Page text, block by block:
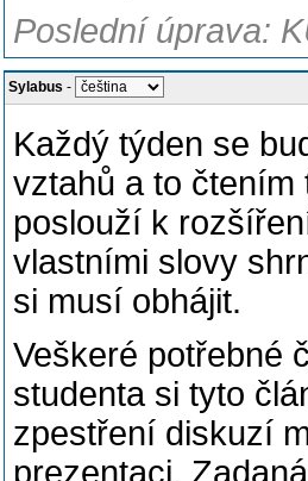
Poslední úprava:
Sylabus -
Každý týden se
vztahů a to čtením
poslouží k
vlastními slovy
si musí obhájit.
Veškeré potřebné
studenta si tyto
zpestření diskuzí